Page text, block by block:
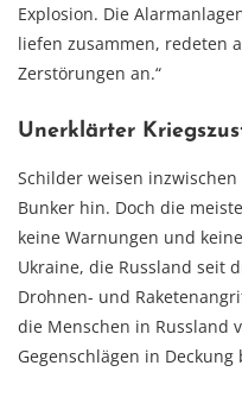
Explosion. Die
liefen zusammen, redeten
Zerstörungen an.“
Unerklärter
Schilder weisen
Bunker hin. Doch die
keine Warnungen und
Ukraine, die Russland seit
Drohnen- und
die Menschen in Russland
Gegenschlägen in Deckung